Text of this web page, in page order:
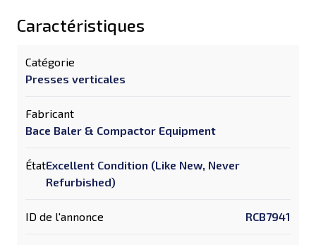
Caractéristiques
Catégorie
Presses verticales
Fabricant
Bace Baler & Compactor Equipment
ÉtatExcellent Condition (Like New, Never
Refurbished)
ID de l'annonce RCB7941